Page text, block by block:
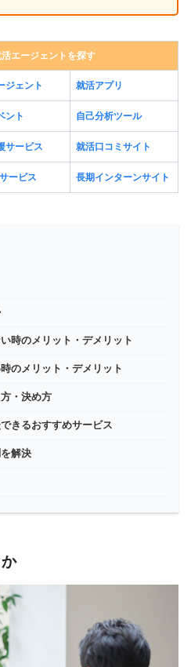
エージェントを探す
ジェント 就活アプリ
ント 自己分析ツール
サービス 就活口コミサイト
ービス 長期インターンサイト
時のメリット・デメリット
のメリット・デメリット
・決め方
きるおすすめサービス
解決